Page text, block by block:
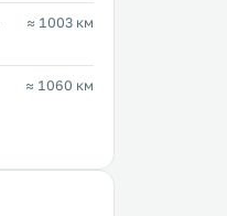
≈ 1003 км
≈ 1060 км